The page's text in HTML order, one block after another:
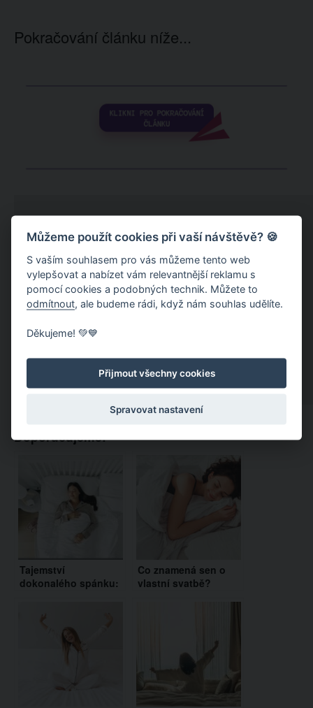
Pokračování článku níže...
Doporučujeme:
Tajemství
dokonalého spánku:
Co znamená sen o
vlastní svatbě?
Můžeme použít cookies při vaší návštěvě? 🍪
S vaším souhlasem pro vás můžeme tento web
vylepšovat a nabízet vám relevantnější reklamu s
pomocí cookies a podobných technik. Můžete to
odmítnout , ale budeme rádi, když nám souhlas udělíte.
Děkujeme! 💚💙
Přijmout všechny cookies
Spravovat nastavení